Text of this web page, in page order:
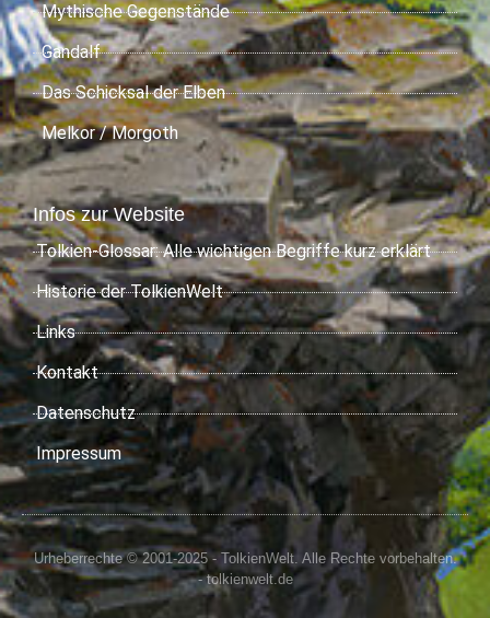
Mythische Gegenstände
Gandalf
Das Schicksal der Elben
Melkor / Morgoth
Infos zur Website
Tolkien-Glossar: Alle wichtigen Begriffe kurz erklärt
Historie der TolkienWelt
Links
Kontakt
Datenschutz
Impressum
Urheberrechte © 2001-2025 - TolkienWelt. Alle Rechte vorbehalten.
- tolkienwelt.de